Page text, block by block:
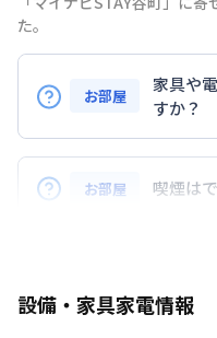
定員
2名
次回更新日
情報更
た。
お部屋
家具や
すか？
お持ち込みいただけま
ただし、標準設備とし
以外の扱いについては
また、お持ち込みい
お部屋 喫煙は
設備・家具家電情報